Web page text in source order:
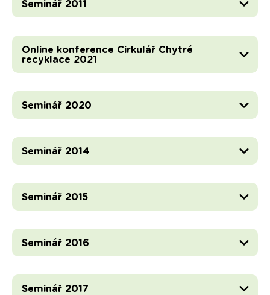
Seminář 2011
Online konference Cirkulář Chytré
recyklace 2021
Seminář 2020
Seminář 2014
Seminář 2015
Seminář 2016
Seminář 2017